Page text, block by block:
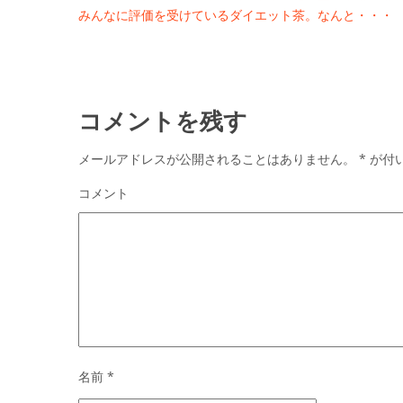
みんなに評価を受けているダイエット茶。なんと・・・
コメントを残す
メールアドレスが公開されることはありません。 * が付
コメント
名前 *